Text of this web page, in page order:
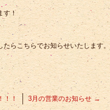
す！
たらこちらでお知らせいたします。
！！ 3月の営業のお知らせ →